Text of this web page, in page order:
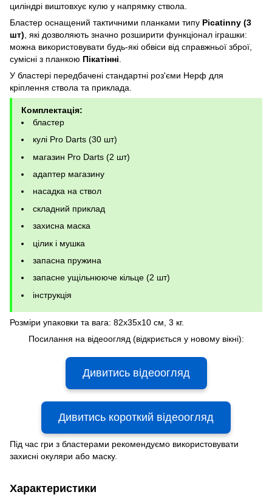
циліндрі виштовхує кулю у напрямку ствола.
Бластер оснащений тактичними планками типу Picatinny (3
шт) , які дозволяють значно розширити функціонал іграшки:
можна використовувати будь-які обвіси від справжньої зброї,
сумісні з планкою Пікатінні
У бластері передбачені стандартні роз'єми Нерф для
кріплення ствола та приклада.
Комплектація:
бластер
кулі Pro Darts (30 шт)
магазин Pro Darts (2 шт)
адаптер магазину
насадка на ствол
складний приклад
захисна маска
цілик і мушка
запасна пружина
запасне ущільнююче кільце (2 шт)
інструкція
Розміри упаковки та вага: 82x35x10 см, 3 кг.
Посилання на відеоогляд (відкриється у новому вікні):
Дивитись відеоогляд
Дивитись короткий відеоогляд
Під час гри з бластерами рекомендуємо використовувати
захисні окуляри або маску.
Характеристики